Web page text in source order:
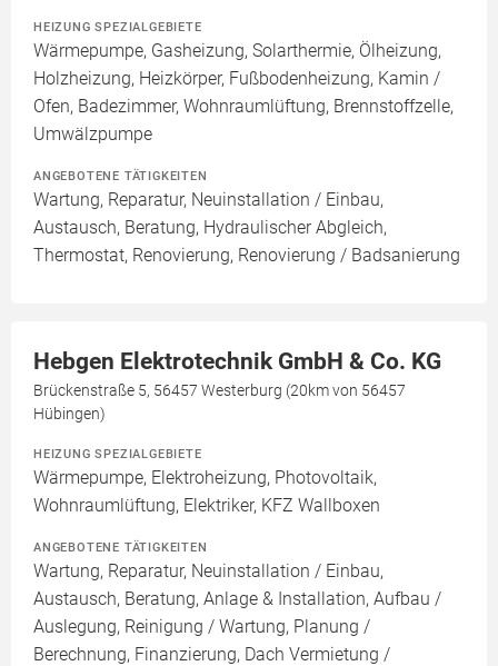
HEIZUNG SPEZIALGEBIETE
Wärmepumpe, Gasheizung, Solarthermie, Ölheizung,
Holzheizung, Heizkörper, Fußbodenheizung, Kamin /
Ofen, Badezimmer, Wohnraumlüftung, Brennstoffzelle,
Umwälzpumpe
ANGEBOTENE TÄTIGKEITEN
Wartung, Reparatur, Neuinstallation / Einbau,
Austausch, Beratung, Hydraulischer Abgleich,
Thermostat, Renovierung, Renovierung / Badsanierung
Hebgen Elektrotechnik GmbH & Co. KG
Brückenstraße 5, 56457 Westerburg (20km von 56457
Hübingen)
HEIZUNG SPEZIALGEBIETE
Wärmepumpe, Elektroheizung, Photovoltaik,
Wohnraumlüftung, Elektriker, KFZ Wallboxen
ANGEBOTENE TÄTIGKEITEN
Wartung, Reparatur, Neuinstallation / Einbau,
Austausch, Beratung, Anlage & Installation, Aufbau /
Auslegung, Reinigung / Wartung, Planung /
Berechnung, Finanzierung, Dach Vermietung /